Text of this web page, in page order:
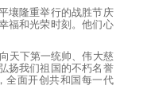
壤隆重举行的战胜节庆
福和光荣时刻。他们心
天下第一统帅、伟大慈
扬我们祖国的不朽名誉
全面开创共和国每一代